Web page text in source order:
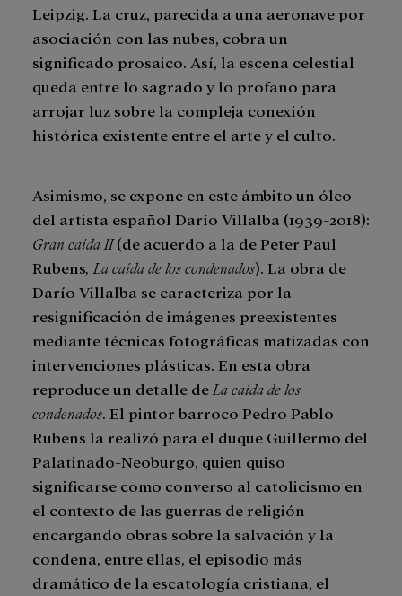
Leipzig. La cruz, parecida a una aeronave por
asociación con las nubes, cobra un
significado prosaico. Así, la escena celestial
queda entre lo sagrado y lo profano para
arrojar luz sobre la compleja conexión
histórica existente entre el arte y el culto.
Asimismo, se expone en este ámbito un óleo
del artista español Darío Villalba (1939-2018):
Gran caída II(de acuerdo a la de Peter Paul
Rubens, La caída de los condenados). La obra de
Darío Villalba se caracteriza por la
resignificación de imágenes preexistentes
mediante técnicas fotográficas matizadas con
intervenciones plásticas. En esta obra
reproduce un detalle de La caída de los
condenados. El pintor barroco Pedro Pablo
Rubens la realizó para el duque Guillermo del
Palatinado-Neoburgo, quien quiso
significarse como converso al catolicismo en
el contexto de las guerras de religión
encargando obras sobre la salvación y la
condena, entre ellas, el episodio más
dramático de la escatología cristiana, el